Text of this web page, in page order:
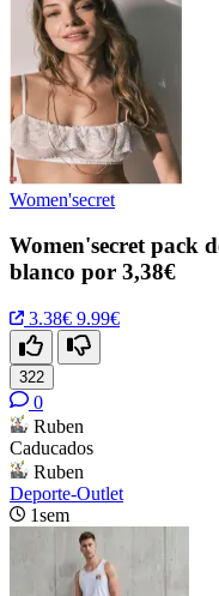
Women'secret
Women'secret pack
blanco por 3,38€
3.38€ 9.99€
322
0
Ruben
Caducados
Ruben
Deporte-Outlet
1sem